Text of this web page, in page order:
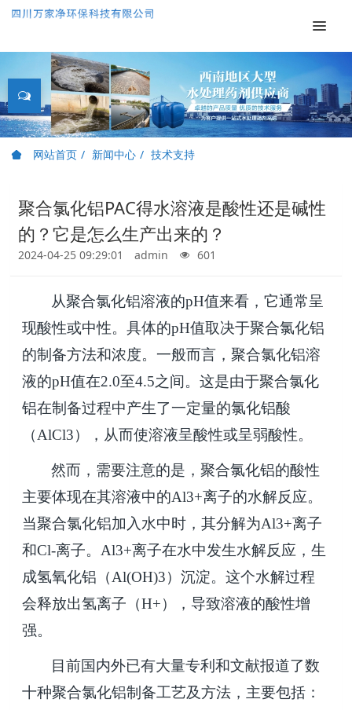
网站首页 新闻中心 技术支持
聚合氯化铝PAC得水溶液是酸性还是碱性
的？它是怎么生产出来的？
2024-04-25 09:29:01 admin 601
从聚合氯化铝溶液的pH值来看，它通常呈
现酸性或中性。具体的pH值取决于聚合氯化铝
的制备方法和浓度。一般而言，聚合氯化铝溶
液的pH值在2.0至4.5之间。这是由于聚合氯化
铝在制备过程中产生了一定量的氯化铝酸
（AlCl3），从而使溶液呈酸性或呈弱酸性。
然而，需要注意的是，聚合氯化铝的酸性
主要体现在其溶液中的Al3+离子的水解反应。
当聚合氯化铝加入水中时，其分解为Al3+离子
和Cl-离子。 Al3+离子在水中发生水解反应，生
成氢氧化铝（Al(OH)3）沉淀。这个水解过程
会释放出氢离子（H+），导致溶液的酸性增
强。
目前国内外已有大量专利和文献报道了数
十种聚合氯化铝制备工艺及方法，主要包括：